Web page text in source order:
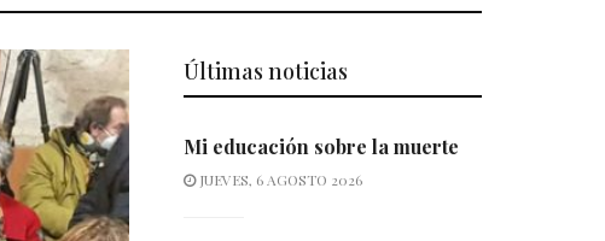
Últimas noticias
Mi educación sobre la muerte
JUEVES, 6 AGOSTO 2026